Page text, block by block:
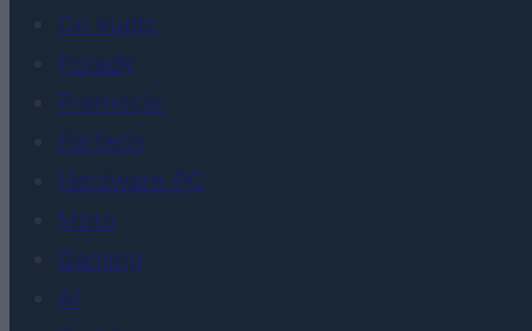
Co kupić
Porady
Promocje
FinTech
Hardware PC
Moto
Gaming
AI